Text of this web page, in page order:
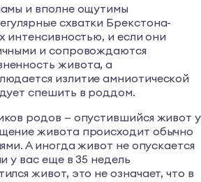
и вполне ощутимы
схватки Брекстона-
интенсивностью, и если они
и сопровождаются
живота, а
излитие амниотической
спешить в роддом.
родов — опустившийся живот у
живота происходит обычно
А иногда живот не опускается
у вас еще в 35 недель
живот, это не означает, что в